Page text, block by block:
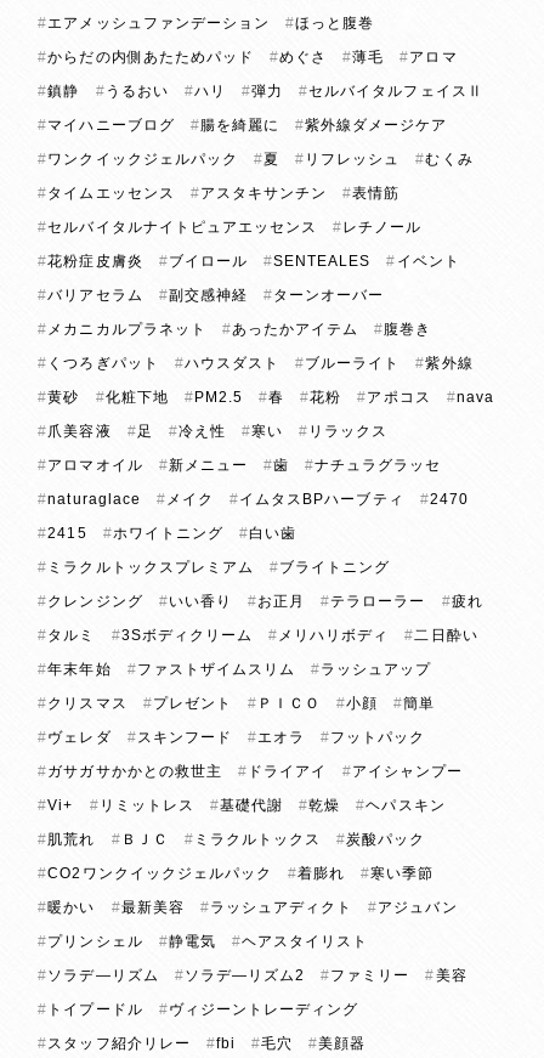
エアメッシュファンデーション
ほっと腹巻
からだの内側あたためパッド
めぐさ 薄毛
アロマ
鎮静
うるおい ハリ 弾力
セルバイタルフェイスⅡ
マイハニーブログ
腸を綺麗に
紫外線ダメージケア
ワンクイックジェルパック
夏 リフレッシュ
むくみ
タイムエッセンス
アスタキサンチン
表情筋
セルバイタルナイトピュアエッセンス
レチノール
花粉症皮膚炎
ブイロール SENTEALES
イベント
バリアセラム
副交感神経
ターンオーバー
メカニカルプラネット
あったかアイテム
腹巻き
くつろぎパット
ハウスダスト ブルーライト
紫外線
黄砂
化粧下地 PM2.5 春 花粉 アポコス
nava
爪美容液
足 冷え性 寒い
リラックス
アロマオイル
新メニュー 歯
ナチュラグラッセ
naturaglace
メイク イムタスBPハーブティ
2470
2415
ホワイトニング
白い歯
ミラクルトックスプレミアム
ブライトニング
クレンジング
いい香り お正月 テラローラー
疲れ
タルミ
3Sボディクリーム メリハリボディ
二日酔い
年末年始
ファストザイムスリム
ラッシュアップ
クリスマス
プレゼント ＰＩＣＯ 小顔
簡単
ヴェレダ
スキンフード エオラ
フットパック
ガサガサかかとの救世主
ドライアイ
アイシャンプー
Vi+
リミットレス 基礎代謝 乾燥
ヘパスキン
肌荒れ
ＢＪＣ ミラクルトックス
炭酸パック
CO2ワンクイックジェルパック
着膨れ
寒い季節
暖かい
最新美容 ラッシュアディクト
アジュバン
プリンシェル
静電気
ヘアスタイリスト
ソラデ―リズム
ソラデ―リズム2 ファミリー
美容
トイプードル
ヴィジーントレーディング
スタッフ紹介リレー
fbi 毛穴 美顔器